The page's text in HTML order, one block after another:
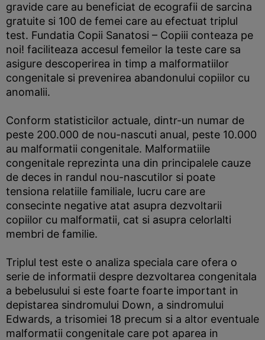
gravide care au beneficiat de ecografii de sarcina
gratuite si 100 de femei care au efectuat triplul
test. Fundatia Copii Sanatosi – Copiii conteaza pe
noi! faciliteaza accesul femeilor la teste care sa
asigure descoperirea in timp a malformatiilor
congenitale si prevenirea abandonului copiilor cu
anomalii.
Conform statisticilor actuale, dintr-un numar de
peste 200.000 de nou-nascuti anual, peste 10.000
au malformatii congenitale. Malformatiile
congenitale reprezinta una din principalele cauze
de deces in randul nou-nascutilor si poate
tensiona relatiile familiale, lucru care are
consecinte negative atat asupra dezvoltarii
copiilor cu malformatii, cat si asupra celorlalti
membri de familie.
Triplul test este o analiza speciala care ofera o
serie de informatii despre dezvoltarea congenitala
a bebelusului si este foarte foarte important in
depistarea sindromului Down, a sindromului
Edwards, a trisomiei 18 precum si a altor eventuale
malformatii congenitale care pot aparea in